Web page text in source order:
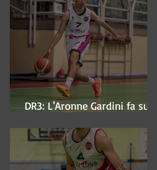
DR3: L'Aronne Gardini fa sua